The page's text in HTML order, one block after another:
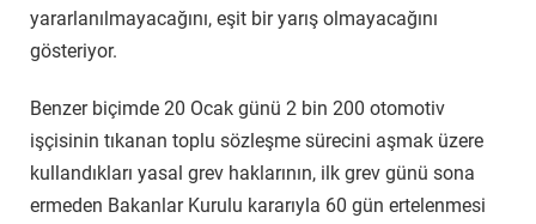
yararlanılmayacağını, eşit bir yarış olmayacağını
gösteriyor.
Benzer biçimde 20 Ocak günü 2 bin 200 otomotiv
işçisinin tıkanan toplu sözleşme sürecini aşmak üzere
kullandıkları yasal grev haklarının, ilk grev günü sona
ermeden Bakanlar Kurulu kararıyla 60 gün ertelenmesi